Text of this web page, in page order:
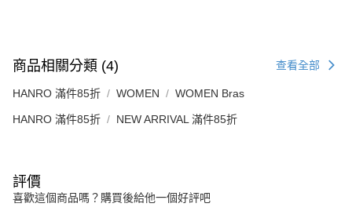
商品相關分類 (4) 查看全部
HANRO 滿件85折 WOMEN WOMEN Bras
HANRO 滿件85折 NEW ARRIVAL 滿件85折
評價
喜歡這個商品嗎？購買後給他一個好評吧